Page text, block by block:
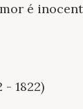
é
- 1822)